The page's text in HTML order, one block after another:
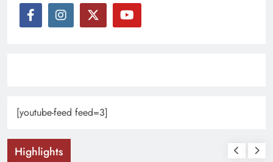
[youtube-feed feed=3]
Highlights